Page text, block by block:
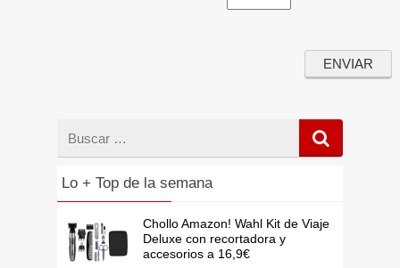
por
Lo + Top de la semana
Chollo Amazon! Wahl Kit de Viaje
Deluxe con recortadora y
accesorios a 16,9€